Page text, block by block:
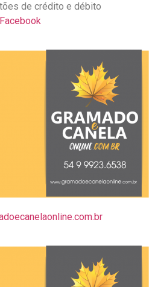
de crédito e débito
Facebook